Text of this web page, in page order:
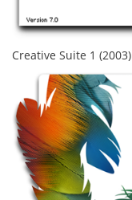
Creative Suite 1 (2003)